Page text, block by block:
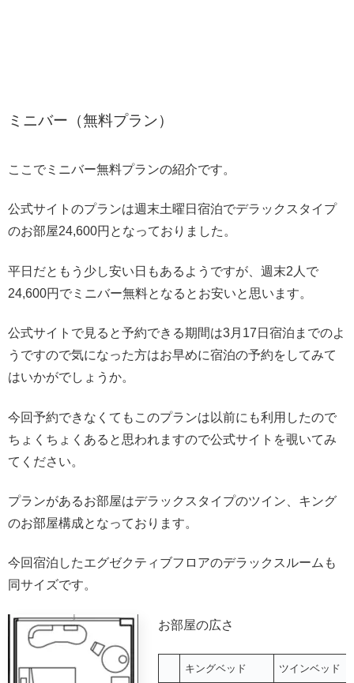
ミニバー（無料プラン）
ここでミニバー無料プランの紹介です。
公式サイトのプランは週末土曜日宿泊でデラックスタイプ
のお部屋24,600円となっておりました。
平日だともう少し安い日もあるようですが、週末2人で
24,600円でミニバー無料となるとお安いと思います。
公式サイトで見ると予約できる期間は3月17日宿泊までのよ
うですので気になった方はお早めに宿泊の予約をしてみて
はいかがでしょうか。
今回予約できなくてもこのプランは以前にも利用したので
ちょくちょくあると思われますので公式サイトを覗いてみ
てください。
プランがあるお部屋はデラックスタイプのツイン、キング
のお部屋構成となっております。
今回宿泊したエグゼクティブフロアのデラックスルームも
同サイズです。
お部屋の広さ
キングベッド ツインベッド